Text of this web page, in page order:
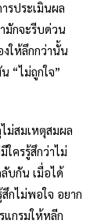
รประเมินผล
มักจะรีบด่วน
ให้ลึกกว่านั้น
“ไม่ถูกใจ”
ม่สมเหตุสมผล
ใครรู้สึกว่าไม่
บกัน เมื่อได้
กไม่พอใจ อยาก
แกรมให้หลีก